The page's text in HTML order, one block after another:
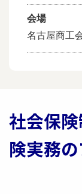
会場
名古屋商
社会保
険実務